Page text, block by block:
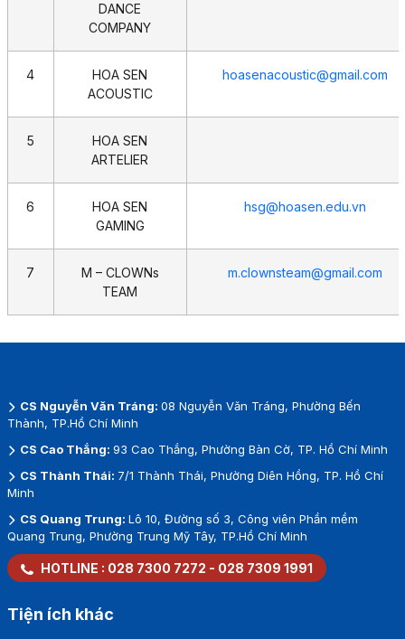
DANCE
COMPANY
4
HOA SEN
ACOUSTIC
hoasenacoustic@gmail.com
5
HOA SEN
ARTELIER
6
HOA SEN
GAMING
hsg@hoasen.edu.vn
7
M – CLOWNs
TEAM
m.clownsteam@gmail.com
CS Nguyễn Văn Tráng: 08 Nguyễn Văn Tráng, Phường Bến
Thành, TP.Hồ Chí Minh
CS Cao Thắng: 93 Cao Thắng, Phường Bàn Cờ, TP. Hồ Chí Minh
CS Thành Thái: 7/1 Thành Thái, Phường Diên Hồng, TP. Hồ Chí
Minh
CS Quang Trung: Lô 10, Đường số 3, Công viên Phần mềm
Quang Trung, Phường Trung Mỹ Tây, TP.Hồ Chí Minh
HOTLINE : 028 7300 7272 - 028 7309 1991
Tiện ích khác